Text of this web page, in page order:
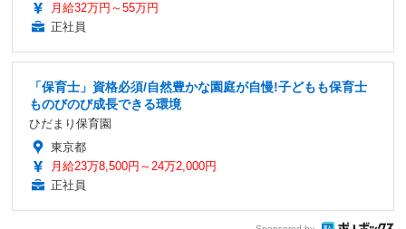
月給32万円～55万円
正社員
「保育士」資格必須/自然豊かな園庭が自慢!子どもも保育士
ものびのび成長できる環境
ひだまり保育園
東京都
月給23万8,500円～24万2,000円
正社員